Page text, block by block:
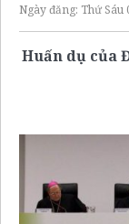
Ngày đăng: Thứ Sáu
Huấn dụ của